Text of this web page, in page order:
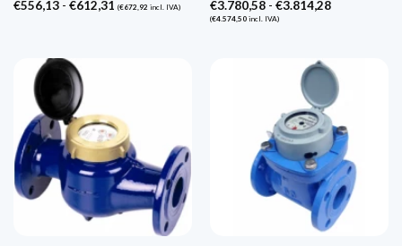
€556,13 - €612,31Gama
(€672,92 incl. IVA)
€3.780,58 - €3.814,28Gama
(€4.574,50incl. IVA)